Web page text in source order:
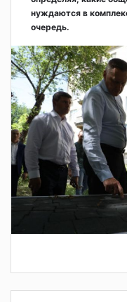
нуждаются в
очередь.